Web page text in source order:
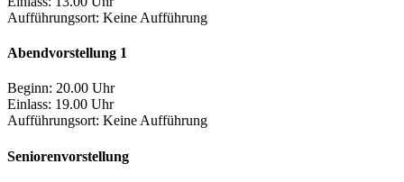
Aufführungsort: Keine Aufführung
Abendvorstellung 1
Beginn: 20.00 Uhr
Einlass: 19.00 Uhr
Aufführungsort: Keine Aufführung
Seniorenvorstellung